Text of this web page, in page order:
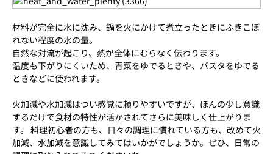
材料が完全に水に沈み、鍋を火にかけて煮立ったときにふきこぼ
れない程度の水の量。
自然な対流が起こり、熱が全体にむらなく伝わります。
温度も下がりにくいため、青菜をゆでるときや、パスタをゆでる
ときなどに使われます。
火加減や水加減はつい感覚に頼りやすいですが、ほんの少し意識
するだけで食材の特性が活かされてさらに美味しく仕上がりま
す。 料理初心者の方も、日々の調理に慣れている方も、改めて火
加減、水加減を意識してみてはいかがでしょうか。ぜひ、日常の